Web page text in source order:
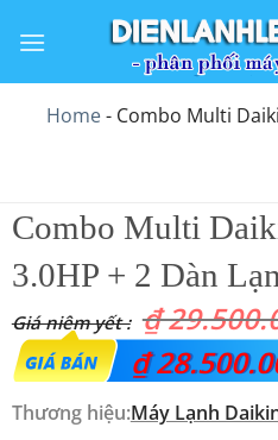
qua
Home- Combo Multi
Combo Multi
3.0HP + 2 Dàn
₫
Giá
gốc
₫
Thương hiệu:Máy Lạnh